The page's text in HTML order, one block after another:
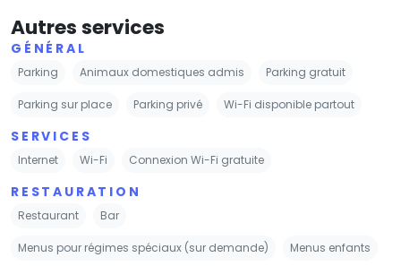
Autres services
GÉNÉRAL
Parking Animaux domestiques admis Parking gratuit
Parking sur place Parking privé Wi-Fi disponible partout
SERVICES
Internet Wi-Fi Connexion Wi-Fi gratuite
RESTAURATION
Restaurant Bar
Menus pour régimes spéciaux (sur demande) Menus enfants